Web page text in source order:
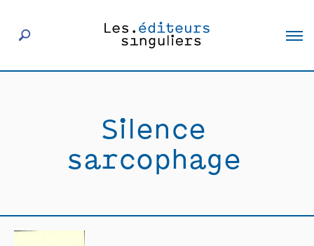
Actualités
Silence
sarcophage